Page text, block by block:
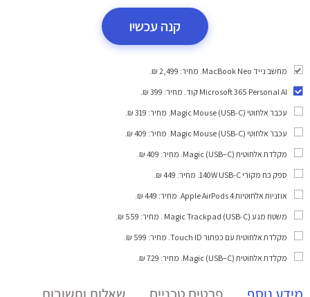
קנה עכשיו
מחשב נייד MacBook Neo. מחיר: 2,499 ₪.
Microsoft 365 Personal AI קוד
. מחיר: 399 ₪.
עכבר אלחוטי Magic Mouse (USB‑C)
. מחיר: 319 ₪.
עכבר אלחוטי Magic Mouse (USB‑C)
. מחיר: 409 ₪.
מקלדת אלחוטית Magic (USB–C)
. מחיר: 409 ₪.
ספק כח מקורי 140W USB-C
. מחיר: 449 ₪.
אוזניות אלחוטיות Apple AirPods 4
. מחיר: 449 ₪.
משטח מגע Magic Trackpad (USB‑C)
. מחיר: 559 ₪.
מקלדת אלחוטית עם כפתור Touch ID
. מחיר: 599 ₪.
מקלדת אלחוטית Magic (USB–C)
. מחיר: 729 ₪.